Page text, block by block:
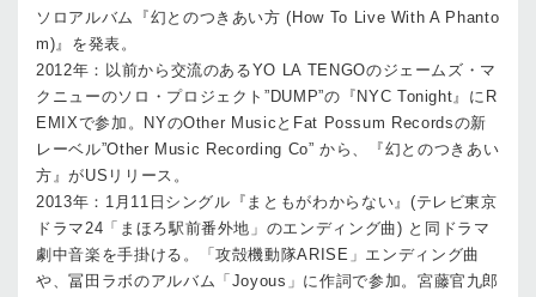
ソロアルバム『幻とのつきあい方 (How To Live With A Phanto
m)』を発表。
2012年：以前から交流のあるYO LA TENGOのジェームズ・マ
クニューのソロ・プロジェクト”DUMP”の『NYC Tonight』にR
EMIXで参加。NYのOther MusicとFat Possum Recordsの新
レーベル”Other Music Recording Co” から、『幻とのつきあい
方』がUSリリース。
2013年：1月11日シングル『まともがわからない』(テレビ東京
ドラマ24「まほろ駅前番外地」のエンディング曲) と同ドラマ
劇中音楽を手掛ける。「攻殻機動隊ARISE」エンディング曲
や、冨田ラボのアルバム「Joyous」に作詞で参加。宮藤官九郎